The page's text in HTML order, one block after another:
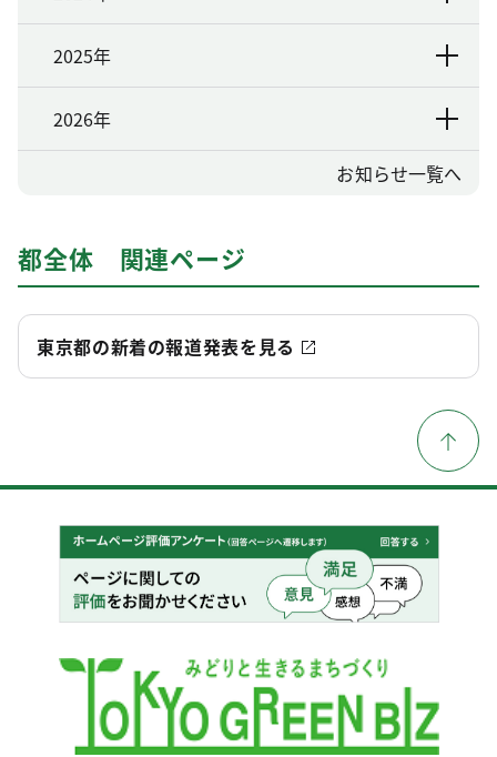
2025年
2026年
お知らせ一覧へ
都全体 関連ページ
東京都の新着の報道発表を見る